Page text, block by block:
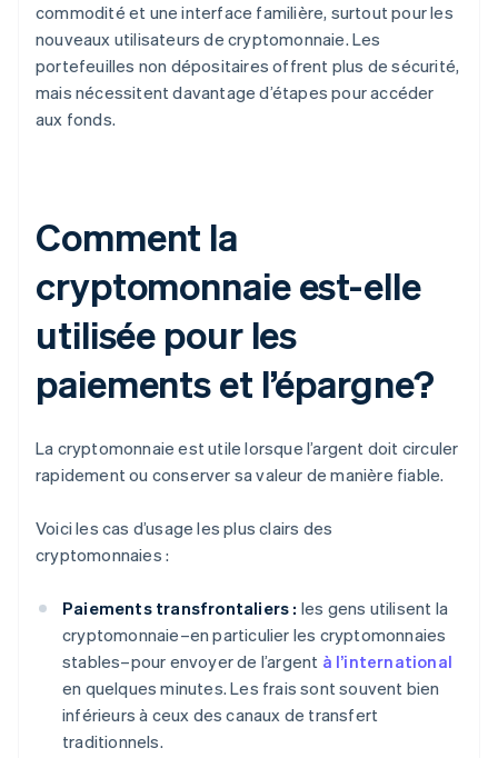
commodité et une interface familière, surtout pour les
nouveaux utilisateurs de cryptomonnaie. Les
portefeuilles non dépositaires offrent plus de sécurité,
mais nécessitent davantage d’étapes pour accéder
aux fonds.
Comment la
cryptomonnaie est-elle
utilisée pour les
paiements et l’épargne?
La cryptomonnaie est utile lorsque l’argent doit circuler
rapidement ou conserver sa valeur de manière fiable.
Voici les cas d’usage les plus clairs des
cryptomonnaies :
Paiements transfrontaliers : les gens utilisent la
cryptomonnaie–en particulier les cryptomonnaies
stables–pour envoyer de l’argent à l’international
en quelques minutes. Les frais sont souvent bien
inférieurs à ceux des canaux de transfert
traditionnels.